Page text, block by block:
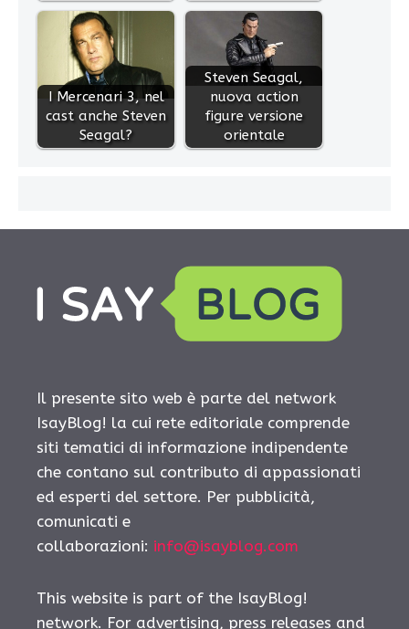
I Mercenari 3, nel
cast anche Steven
Seagal?
Steven Seagal,
nuova action
figure versione
orientale
Il presente sito web è parte del network
IsayBlog! la cui rete editoriale comprende
siti tematici di informazione indipendente
che contano sul contributo di appassionati
ed esperti del settore. Per pubblicità,
comunicati e
collaborazioni: info@isayblog.com
This website is part of the IsayBlog!
network. For advertising, press releases and